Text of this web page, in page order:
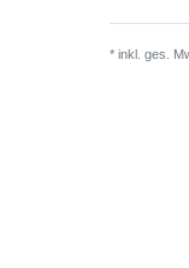
* inkl. ges.